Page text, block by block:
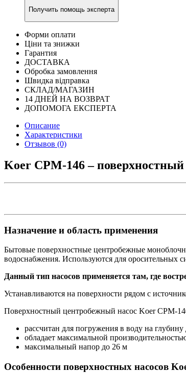
Получить помощь эксперта
Форми оплати
Ціни та знижки
Гарантия
ДОСТАВКА
Обробка замовлення
Швидка відправка
СКЛАД/МАГАЗИН
14 ДНЕЙ НА ВОЗВРАТ
ДОПОМОГА ЕКСПЕРТА
Описание
Характеристики
Отзывов (0)
Koer CPM-146 –
Назначение и область применения
Бытовые поверхностные центробежные
водоснабжения. Используются для оросительных
Данный тип насосов применяется там, где
Устанавливаются на поверхности рядом с
Поверхностный центробежный насос Koer CPM-
рассчитан для погружения в воду на глубину
обладает максимальной
максимальный напор до 26 м
Особенности поверхностных насосов